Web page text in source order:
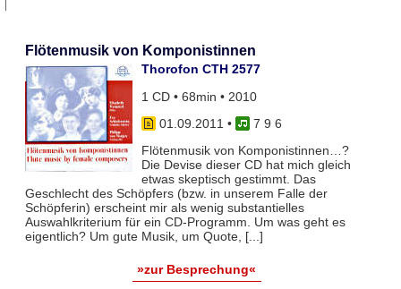
Flötenmusik von Komponistinnen
Thorofon CTH 2577
1 CD • 68min • 2010
01.09.2011 •
7 9 6
Flötenmusik von Komponistinnen…?
Die Devise dieser CD hat mich gleich
etwas skeptisch gestimmt. Das
Geschlecht des Schöpfers (bzw. in unserem Falle der
Schöpferin) erscheint mir als wenig substantielles
Auswahlkriterium für ein CD-Programm. Um was geht es
eigentlich? Um gute Musik, um Quote, [...]
»zur Besprechung«